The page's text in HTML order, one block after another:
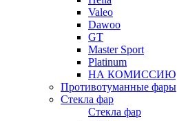
Valeo
Dawoo
GT
Master Sport
Platinum
НА КОМИССИЮ
Противотуманные фары
Стекла фар
Стекла фар